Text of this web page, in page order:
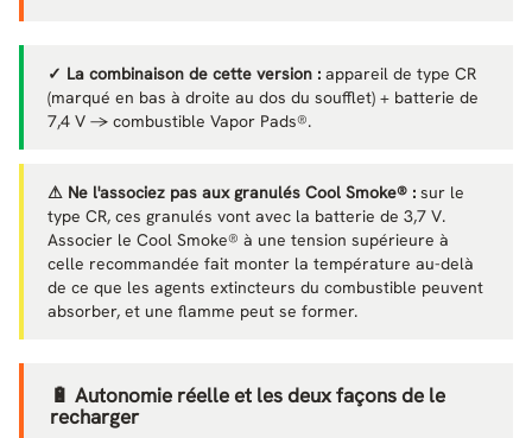
✓ La combinaison de cette version : appareil de type CR
(marqué en bas à droite au dos du soufflet) + batterie de
7,4 V → combustible Vapor Pads®.
⚠ Ne l'associez pas aux granulés Cool Smoke® : sur le
type CR, ces granulés vont avec la batterie de 3,7 V.
Associer le Cool Smoke® à une tension supérieure à
celle recommandée fait monter la température au-delà
de ce que les agents extincteurs du combustible peuvent
absorber, et une flamme peut se former.
🔋 Autonomie réelle et les deux façons de le
recharger